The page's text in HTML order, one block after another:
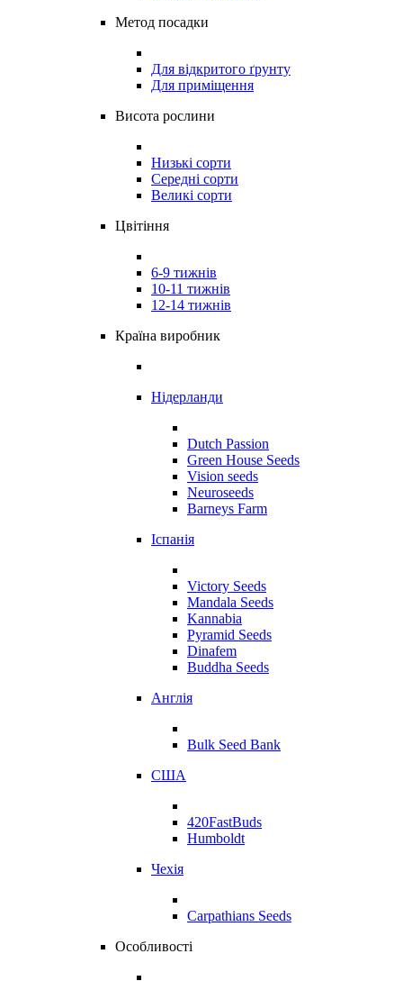
Метод посадки
Для відкритого ґрунту
Для приміщення
Висота рослини
Низькі сорти
Середні сорти
Великі сорти
Цвітіння
6-9 тижнів
10-11 тижнів
12-14 тижнів
Країна виробник
Нідерланди
Dutch Passion
Green House Seeds
Vision seeds
Neuroseeds
Barneys Farm
Іспанія
Victory Seeds
Mandala Seeds
Kannabia
Pyramid Seeds
Dinafem
Buddha Seeds
Англія
Bulk Seed Bank
США
420FastBuds
Humboldt
Чехія
Carpathians Seeds
Особливості